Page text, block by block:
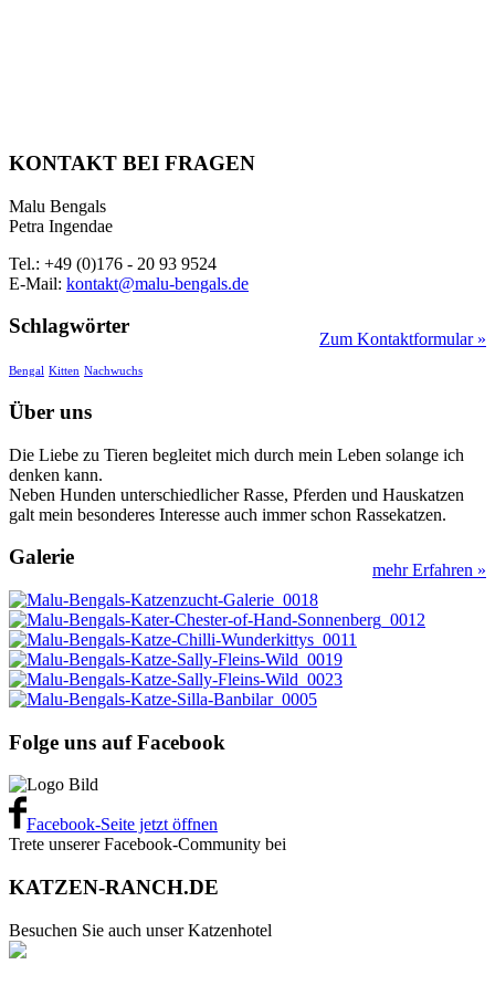
KONTAKT BEI FRAGEN
Malu Bengals
Petra Ingendae
Tel.: +49 (0)176 - 20 93 9524
E-Mail: kontakt@malu-bengals.de
Zum Kontaktformular »
Schlagwörter
Bengal Kitten Nachwuchs
Über uns
Die Liebe zu Tieren begleitet mich durch mein Leben solange ich
denken kann.
Neben Hunden unterschiedlicher Rasse, Pferden und Hauskatzen
galt mein besonderes Interesse auch immer schon Rassekatzen.
mehr Erfahren »
Galerie
Folge uns auf Facebook
Facebook-Seite jetzt öffnen
Trete unserer Facebook-Community bei
KATZEN-RANCH.DE
Besuchen Sie auch unser Katzenhotel